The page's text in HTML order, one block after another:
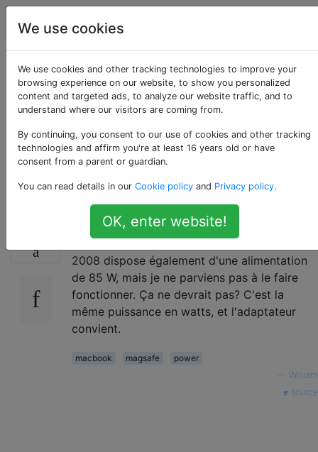
Apple
Puis-je utiliser mon
ancien chargeur
MacBook sur mon
nouveau Mac?
J'ai un 15 "MBP 2011, qui utilise une
alimentation de 85W. Mon ancien MBP 15" de
2008 dispose également d'une alimentation
de 85 W, mais je ne parviens pas à le faire
fonctionner. Ça ne devrait pas? C'est la
même puissance en watts, et l'adaptateur
convient.
macbook magsafe
power
William
source
We use cookies
We use cookies and other tracking technologies to improve your
browsing experience on our website, to show you personalized
content and targeted ads, to analyze our website traffic, and to
understand where our visitors are coming from.
By continuing, you consent to our use of cookies and other tracking
technologies and affirm you're at least 16 years old or have
consent from a parent or guardian.
You can read details in our Cookie policy and Privacy policy.
OK, enter website!